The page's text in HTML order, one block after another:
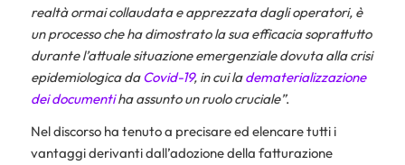
realtà ormai collaudata e apprezzata dagli operatori, è
un processo che ha dimostrato la sua efficacia soprattutto
durante l’attuale situazione emergenziale dovuta alla crisi
epidemiologica daCovid-19, in cui ladematerializzazione
dei documentiha assunto un ruolo cruciale”.
Nel discorso ha tenuto a precisare ed elencare tutti i
vantaggi derivanti dall’adozione della fatturazione